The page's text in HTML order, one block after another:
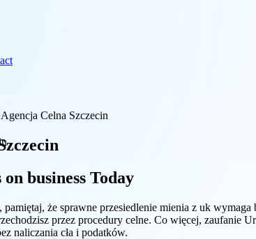
Agencja Celna Szczecin
on business Today
że sprawne przesiedlenie mienia z uk
przez procedury celne. Co więcej, zaufanie
naliczania cła i podatków.